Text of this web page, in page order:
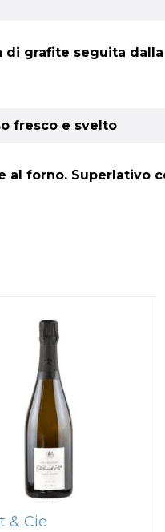
grafite seguita
fresco e svelto
al forno. Superlativo
& Cie